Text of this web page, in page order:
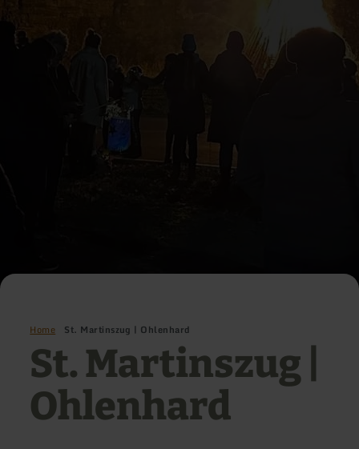
Home St. Martinszug | Ohlenhard
St. Martinszug |
Ohlenhard